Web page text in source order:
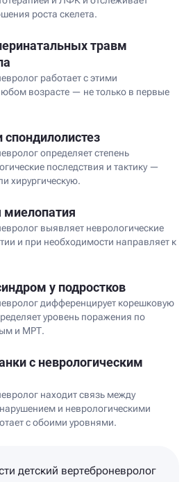
роста скелета.
травм
работает с этими
возрасте — не только в первые
определяет степень
последствия и тактику —
хирургическую.
миелопатия
выявляет неврологические
и при необходимости направляет к
у подростков
дифференцирует корешковую
уровень поражения по
и МРТ.
с неврологическим
находит связь между
и неврологическими
с обоими уровнями.
детский вертеброневролог